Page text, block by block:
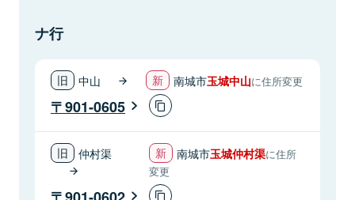
ナ行
中山 南城市玉城中山に住所変更
901-0605
仲村渠 南城市玉城仲村渠に住所
変更